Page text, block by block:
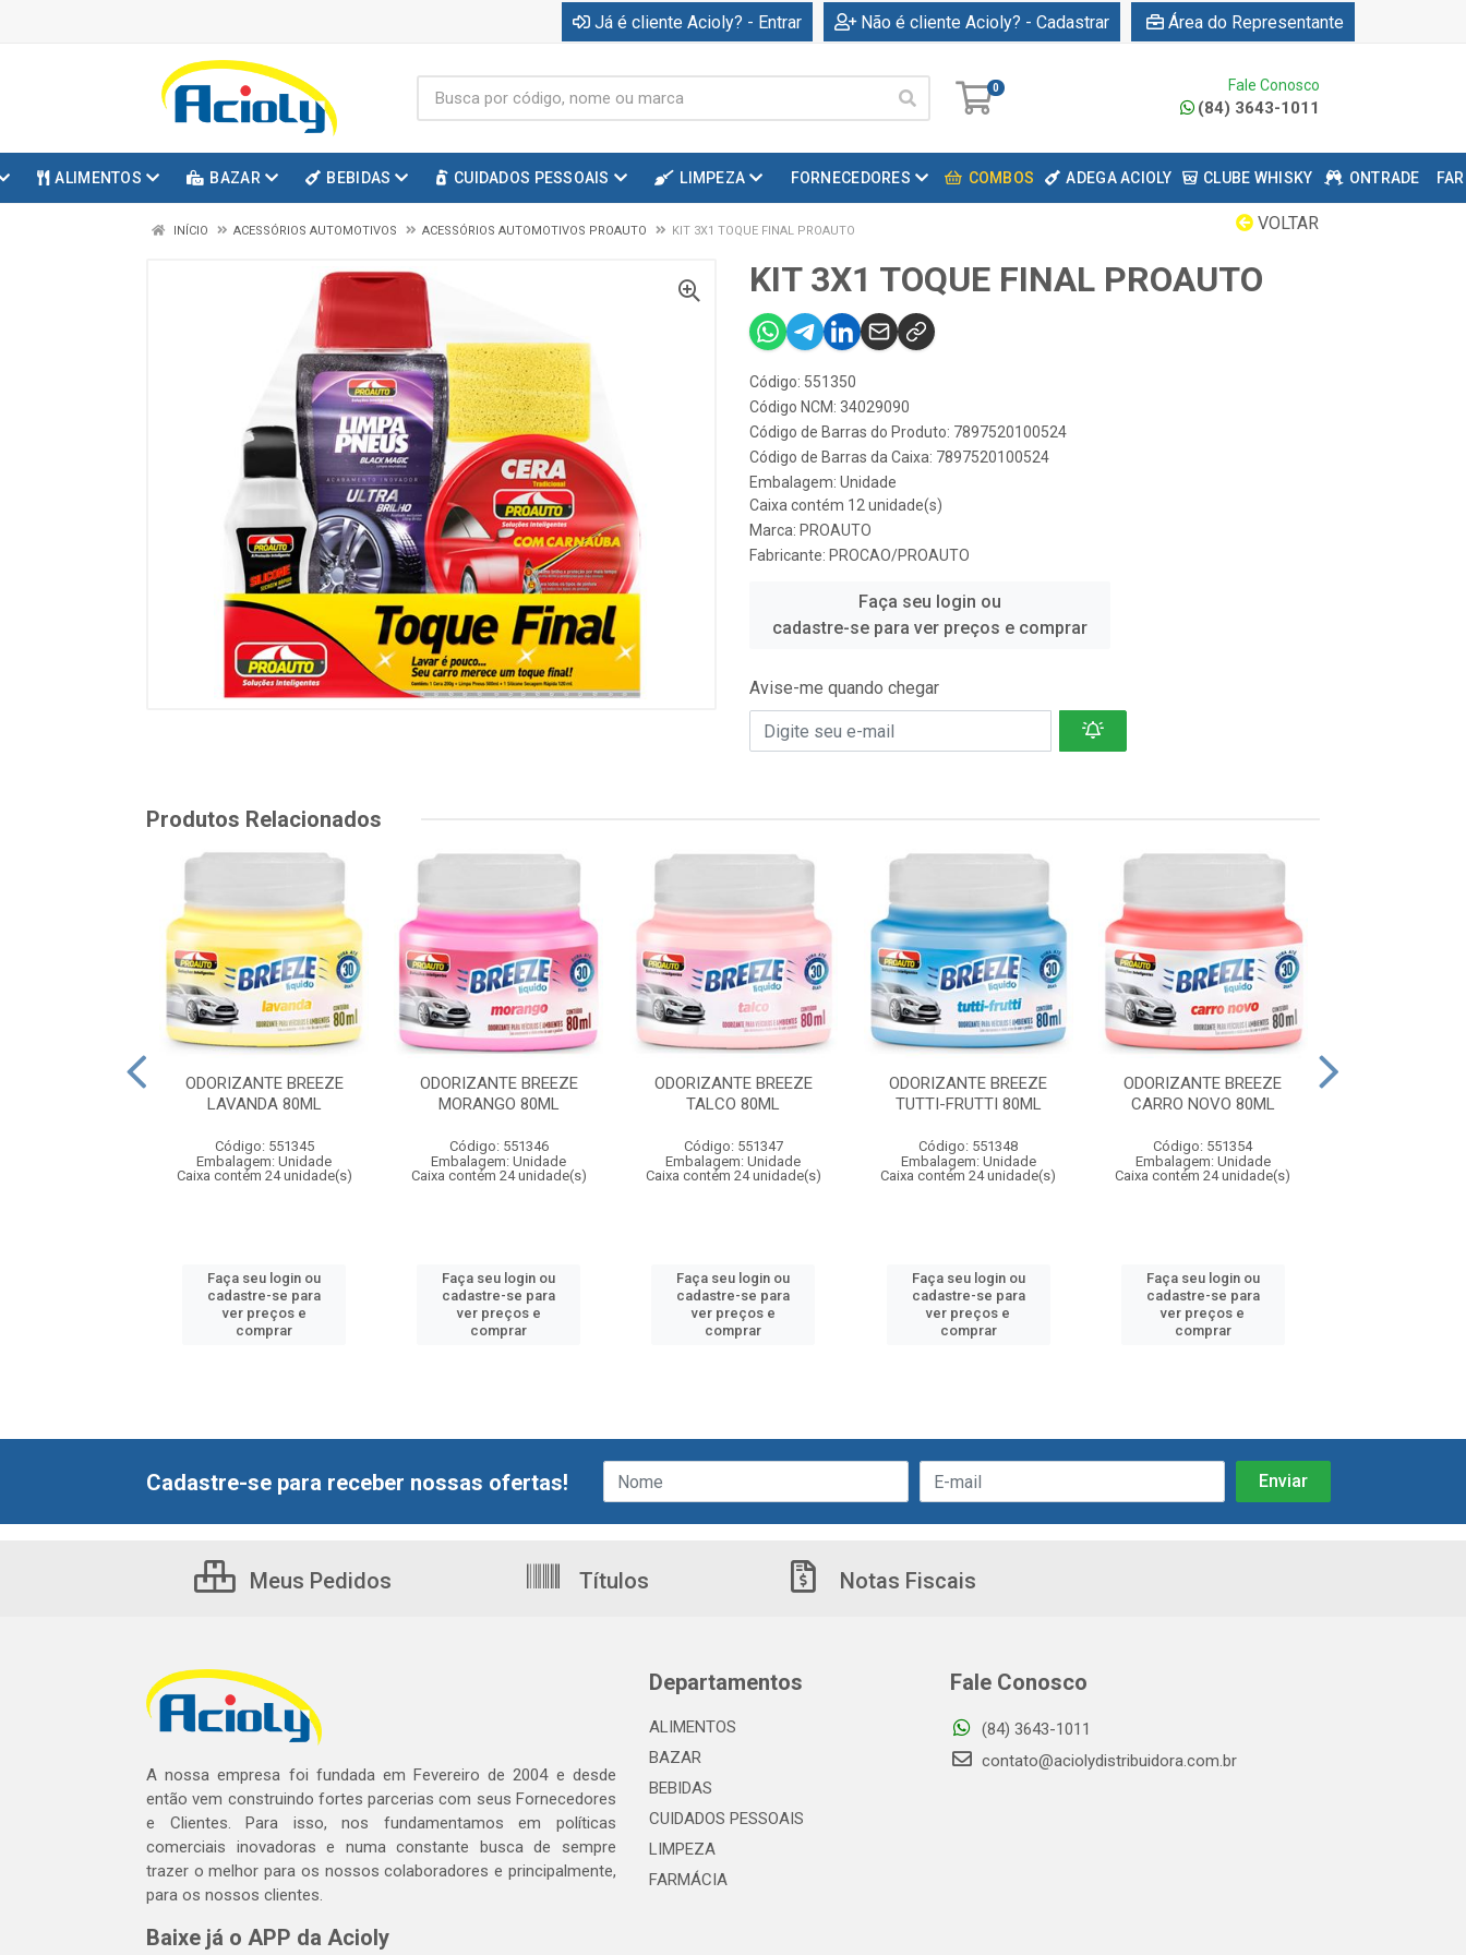
Já é cliente Acioly? - Entrar Não é cliente Acioly? - Cadastrar Área do Representante
0 Fale Conosco
(84) 3643-1011
ALIMENTOS BAZAR BEBIDAS CUIDADOS PESSOAIS LIMPEZA FORNECEDORES COMBOS ADEGA ACIOLY CLUBE WHISKY ONTRADE
VOLTAR
INÍCIO ACESSÓRIOS AUTOMOTIVOS ACESSÓRIOS AUTOMOTIVOS PROAUTO KIT 3X1 TOQUE FINAL PROAUTO
KIT 3X1 TOQUE FINAL PROAUTO
Código: 551350
Código NCM: 34029090
Código de Barras do Produto: 7897520100524
Código de Barras da Caixa: 7897520100524
Embalagem: Unidade
Caixa contém 12 unidade(s)
Marca: PROAUTO
Fabricante: PROCAO/PROAUTO
Faça seu login ou
cadastre-se para ver preços e comprar
Avise-me quando chegar
Produtos Relacionados
ODORIZANTE BREEZE
LAVANDA 80ML
Código: 551345
Embalagem: Unidade
Caixa contém 24 unidade(s)
Faça seu login ou
cadastre-se para
ver preços e
comprar
ODORIZANTE BREEZE
MORANGO 80ML
Código: 551346
Embalagem: Unidade
Caixa contém 24 unidade(s)
Faça seu login ou
cadastre-se para
ver preços e
comprar
ODORIZANTE BREEZE
TALCO 80ML
Código: 551347
Embalagem: Unidade
Caixa contém 24 unidade(s)
Faça seu login ou
cadastre-se para
ver preços e
comprar
ODORIZANTE BREEZE
TUTTI-FRUTTI 80ML
Código: 551348
Embalagem: Unidade
Caixa contém 24 unidade(s)
Faça seu login ou
cadastre-se para
ver preços e
comprar
ODORIZANTE BREEZE
CARRO NOVO 80ML
Código: 551354
Embalagem: Unidade
Caixa contém 24 unidade(s)
Faça seu login ou
cadastre-se para
ver preços e
comprar
Cadastre-se para receber nossas ofertas!
Meus Pedidos Títulos Notas Fiscais
A nossa empresa foi fundada em Fevereiro de 2004 e desde
então vem construindo fortes parcerias com seus Fornecedores
e Clientes. Para isso, nos fundamentamos em políticas
comerciais inovadoras e numa constante busca de sempre
trazer o melhor para os nossos colaboradores e principalmente,
para os nossos clientes.
Baixe já o APP da Acioly
Departamentos
ALIMENTOS
BAZAR
BEBIDAS
CUIDADOS PESSOAIS
LIMPEZA
FARMÁCIA
Fale Conosco
(84) 3643-1011
contato@aciolydistribuidora.com.br